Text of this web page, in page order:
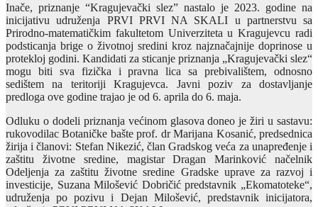
Inače, priznanje “Kragujevački slez” nastalo je 2023. godine na
inicijativu udruženja PRVI PRVI NA SKALI u partnerstvu sa
Prirodno-matematičkim fakultetom Univerziteta u Kragujevcu radi
podsticanja brige o životnoj sredini kroz najznačajnije doprinose u
protekloj godini. Kandidati za sticanje priznanja „Kragujevački slez“
mogu biti sva fizička i pravna lica sa prebivalištem, odnosno
sedištem na teritoriji Kragujevca. Javni poziv za dostavljanje
predloga ove godine trajao je od 6. aprila do 6. maja.
Odluku o dodeli priznanja većinom glasova doneo je žiri u sastavu:
rukovodilac Botaničke bašte prof. dr Marijana Kosanić, predsednica
žirija i članovi: Stefan Nikezić, član Gradskog veća za unapređenje i
zaštitu životne sredine, magistar Dragan Marinković načelnik
Odeljenja za zaštitu životne sredine Gradske uprave za razvoj i
investicije, Suzana Milošević Dobričić predstavnik „Ekomatoteke“,
udruženja po pozivu i Dejan Milošević, predstavnik inicijatora,